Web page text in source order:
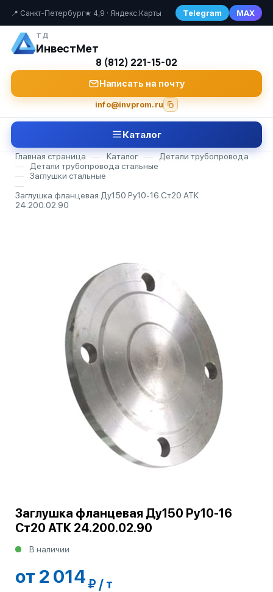
📍 Санкт-Петербург★ 4,9 · Яндекс.Карты Telegram MAX
ТД
ИнвестМет
8 (812) 221-15-02
Написать на почту
info@invprom.ru
Каталог
Главная страница — Каталог —
Детали трубопровода
—
Детали трубопровода стальные
—
Заглушки стальные
—
Заглушка фланцевая Ду150 Ру10-16 Ст20 АТК
24.200.02.90
Заглушка фланцевая Ду150 Ру10-16
Ст20 АТК 24.200.02.90
В наличии
от 2 014 ₽ / т